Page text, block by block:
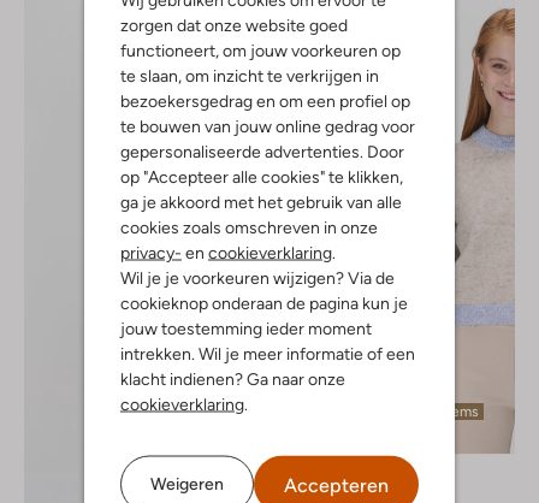
zorgen dat onze website goed
functioneert, om jouw voorkeuren op
te slaan, om inzicht te verkrijgen in
bezoekersgedrag en om een profiel op
te bouwen van jouw online gedrag voor
gepersonaliseerde advertenties. Door
op "Accepteer alle cookies" te klikken,
ga je akkoord met het gebruik van alle
cookies zoals omschreven in onze
privacy- en cookieverklaring
Wil je je voorkeuren wijzigen? Via de
cookieknop onderaan de pagina kun je
jouw toestemming ieder moment
intrekken. Wil je meer informatie of een
klacht indienen? Ga naar onze
cookieverklaring
Weigeren Accepteren
Laatste items
Envii
Trui